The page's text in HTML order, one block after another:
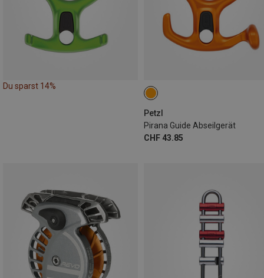
Du sparst 14%
Petzl
Pirana Guide Abseilgerät
CHF 43.85